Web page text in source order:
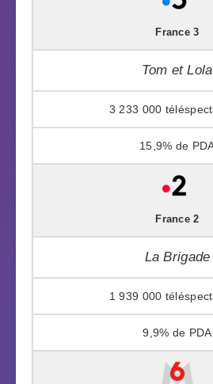
France 3
Tom et Lola
3 233 000
15,9%
France 2
La Brigade
1 939 000
9,9%